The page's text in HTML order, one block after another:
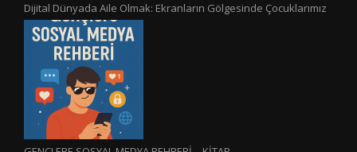
Dijital Dünyada Aile Olmak: Ekranların Gölgesinde Çocuklarımız